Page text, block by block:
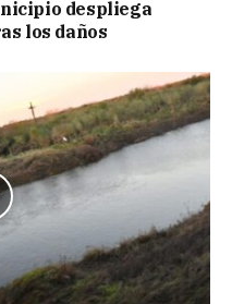
despliega
los daños